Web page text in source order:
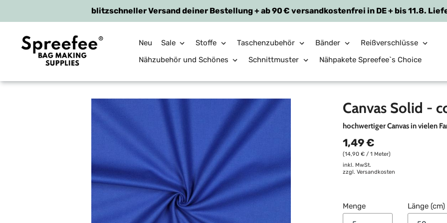
Direkt
blitzschneller Versand deiner Bestellung + ab 90 € versandkostenfrei in DE + bis 11.8.
Neu Sale Stoffe Taschenzubehör Bänder
Reißverschlüsse
Nähzubehör und Schönes
Schnittmuster Nähpakete Spreefee`s Choice
Canvas Solid -
hochwertiger Canvas in vielen
1,49 €
(14,90 € / 1 Meter)
inkl. MwSt.
zzgl. Versandkosten
Menge Länge (cm)